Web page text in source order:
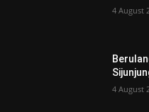
4 August
4 August